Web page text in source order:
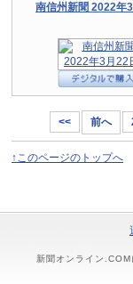
南信州新聞 2022年
<< 前へ
↑このページのトップへ
新聞オンライン